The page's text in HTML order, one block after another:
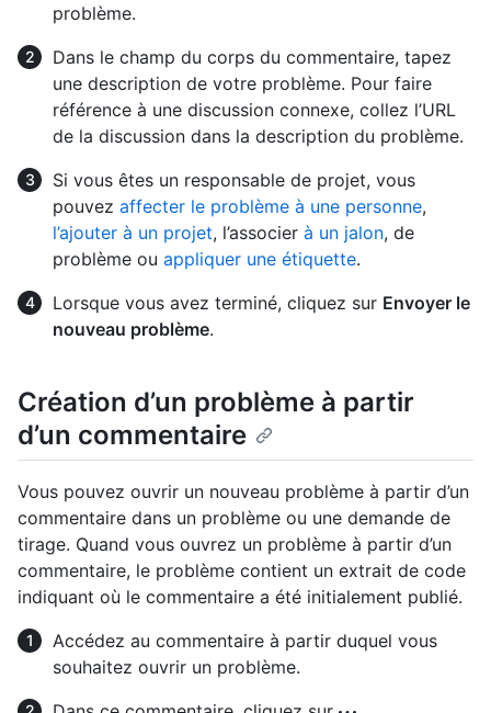
problème.
Dans le champ du corps du commentaire, tapez
une description de votre problème. Pour faire
référence à une discussion connexe, collez l’URL
de la discussion dans la description du problème.
Si vous êtes un responsable de projet, vous
pouvez affecter le problème à une personne,
l’ajouter à un projet, l’associer à un jalon, de
problème ou appliquer une étiquette.
Lorsque vous avez terminé, cliquez sur Envoyer le
nouveau problème.
Création d’un problème à partir
d’un commentaire
Vous pouvez ouvrir un nouveau problème à partir d’un
commentaire dans un problème ou une demande de
tirage. Quand vous ouvrez un problème à partir d’un
commentaire, le problème contient un extrait de code
indiquant où le commentaire a été initialement publié.
Accédez au commentaire à partir duquel vous
souhaitez ouvrir un problème.